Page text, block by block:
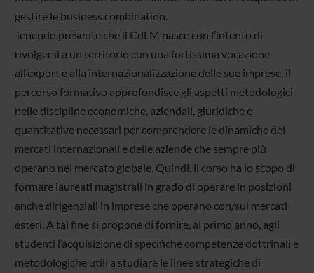
gestire le business combination.
Tenendo presente che il CdLM nasce con l’intento di
rivolgersi a un territorio con una fortissima vocazione
all’export e alla internazionalizzazione delle sue imprese, il
percorso formativo approfondisce gli aspetti metodologici
nelle discipline economiche, aziendali, giuridiche e
quantitative necessari per comprendere le dinamiche dei
mercati internazionali e delle aziende che sempre più
operano nel mercato globale. Quindi, il corso ha lo scopo di
formare laureati magistrali in grado di operare in posizioni
anche dirigenziali in imprese che operano con/sui mercati
esteri. A tal fine si propone di fornire, al primo anno, agli
studenti l’acquisizione di specifiche competenze dottrinali e
metodologiche utili a studiare le linee strategiche di